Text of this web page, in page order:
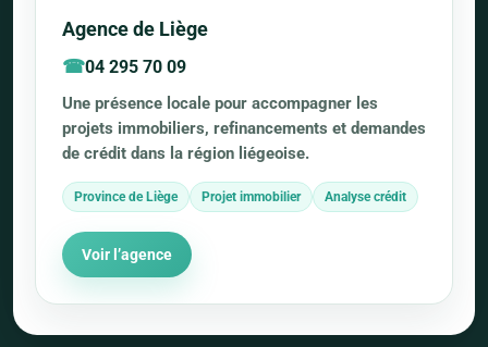
Agence de Liège
04 295 70 09
Une présence locale pour accompagner les
projets immobiliers, refinancements et demandes
de crédit dans la région liégeoise.
Province de Liège Projet immobilier Analyse crédit
Voir l’agence